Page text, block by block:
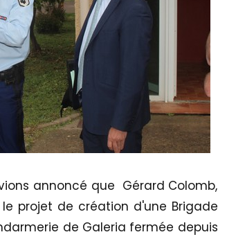
annoncé que Gérard Colomb,
projet de création d'une Brigade
de Galeria fermée depuis